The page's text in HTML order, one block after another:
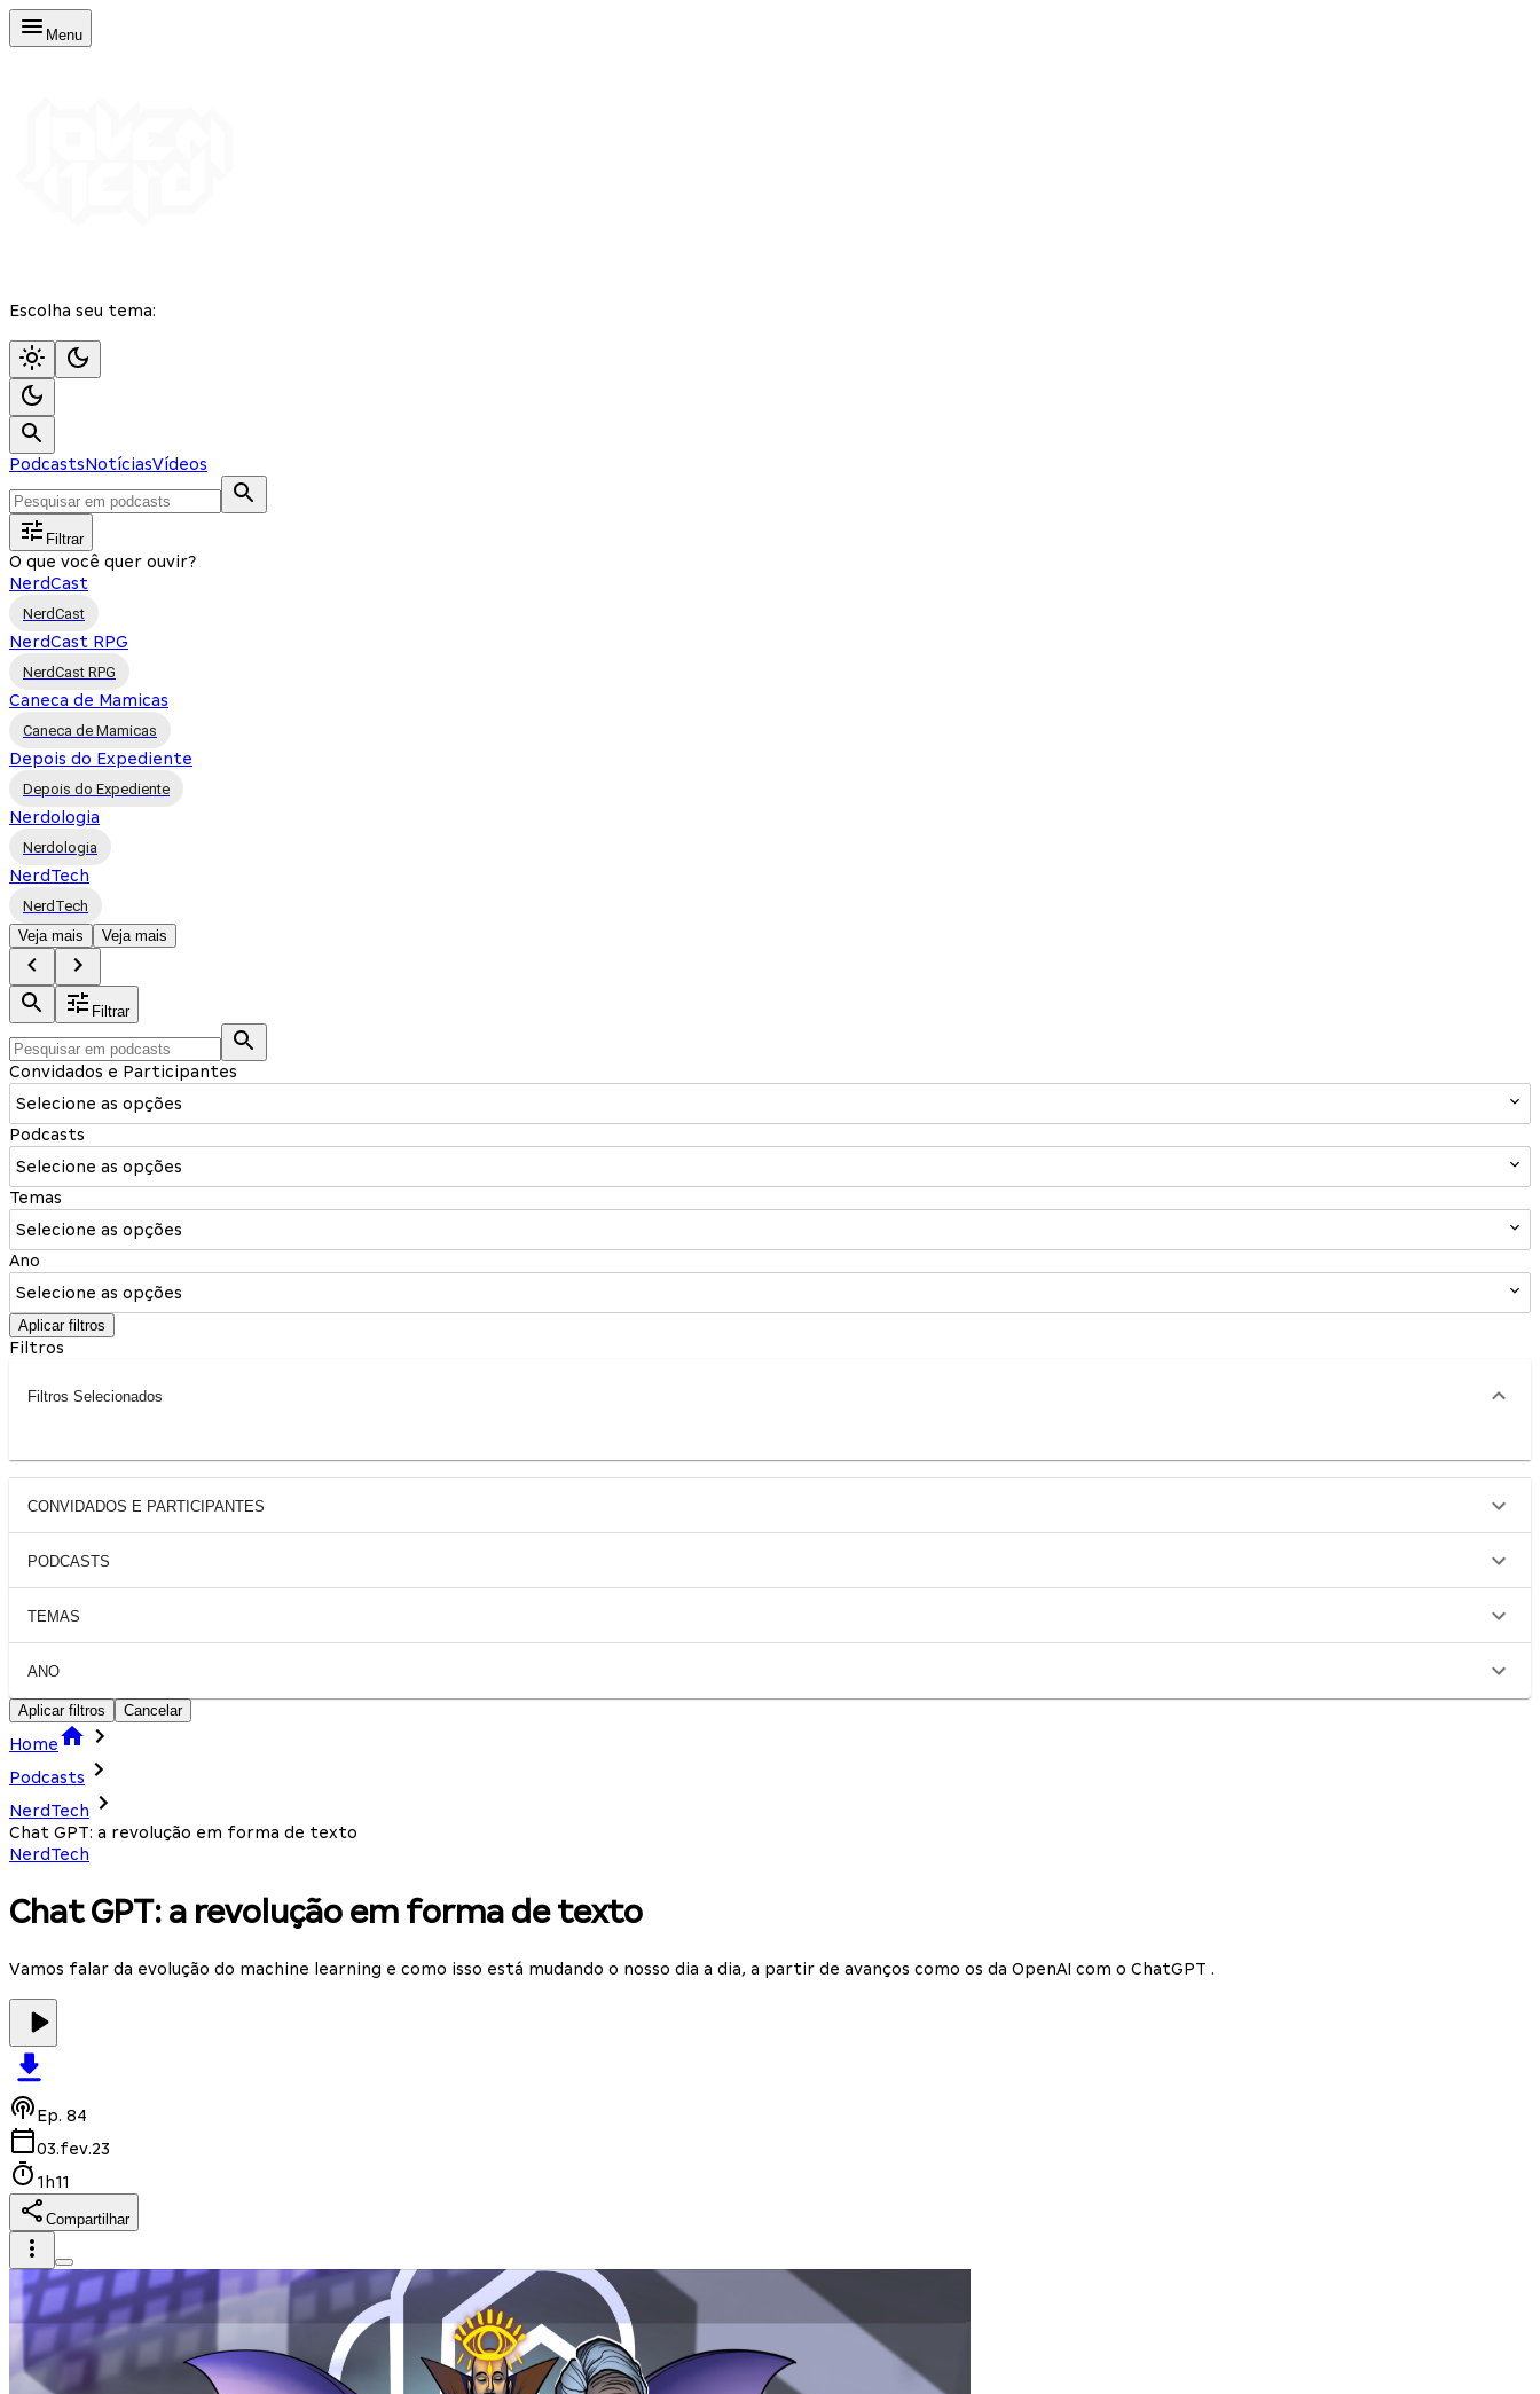
Menu
Escolha seu tema:
PodcastsNotíciasVídeos
Filtrar
O que você quer ouvir?
NerdCast
NerdCast
NerdCast RPG
NerdCast RPG
Caneca de Mamicas
Caneca de Mamicas
Depois do Expediente
Depois do Expediente
Nerdologia
Nerdologia
NerdTech
NerdTech
Veja mais
Veja mais
Filtrar
Convidados e Participantes
Selecione as opções
Podcasts
Selecione as opções
Temas
Selecione as opções
Ano
Selecione as opções
Aplicar filtros
Filtros
Filtros Selecionados
CONVIDADOS E PARTICIPANTES
PODCASTS
TEMAS
ANO
Aplicar filtros Cancelar
Home
Podcasts
NerdTech
Chat GPT: a revolução em forma de texto
NerdTech
Chat GPT: a revolução em forma de texto
Vamos falar da evolução do machine learning e como isso está mudando o nosso dia a dia, a partir de avanços como os da OpenAI com o ChatGPT .
Ep. 84
03.fev.23
1h11
Compartilhar